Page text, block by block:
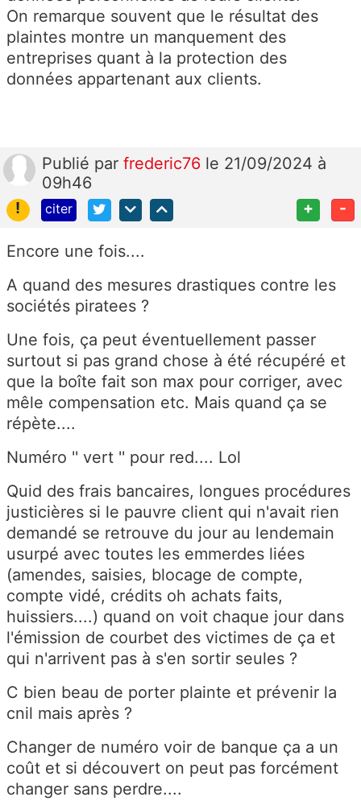
On remarque souvent que le résultat des
plaintes montre un manquement des
entreprises quant à la protection des
données appartenant aux clients.
Publié par frederic76 le 21/09/2024 à
09h46
!
citer + -
Encore une fois....
A quand des mesures drastiques contre les
sociétés piratees ?
Une fois, ça peut éventuellement passer
surtout si pas grand chose à été récupéré et
que la boîte fait son max pour corriger, avec
mêle compensation etc. Mais quand ça se
répète....
Numéro '' vert '' pour red.... Lol
Quid des frais bancaires, longues procédures
justicières si le pauvre client qui n'avait rien
demandé se retrouve du jour au lendemain
usurpé avec toutes les emmerdes liées
(amendes, saisies, blocage de compte,
compte vidé, crédits oh achats faits,
huissiers....) quand on voit chaque jour dans
l'émission de courbet des victimes de ça et
qui n'arrivent pas à s'en sortir seules ?
C bien beau de porter plainte et prévenir la
cnil mais après ?
Changer de numéro voir de banque ça a un
coût et si découvert on peut pas forcément
changer sans perdre....